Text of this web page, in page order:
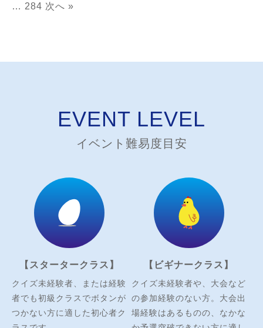
… 284 次へ »
EVENT LEVEL
イベント難易度目安
【スタータークラス】
クイズ未経験者、または経験
者でも初級クラスでボタンが
つかない方に適した初心者ク
【ビギナークラス】
クイズ未経験者や、大会など
の参加経験のない方。大会出
場経験はあるものの、なかな